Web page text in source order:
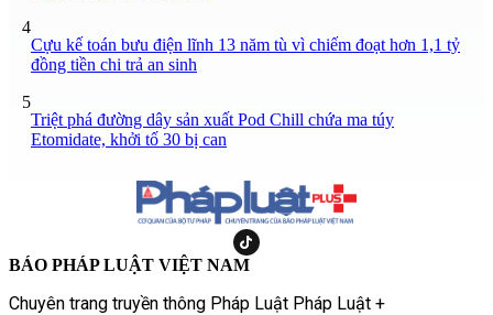
4
Cựu kế toán bưu điện lĩnh 13 năm tù vì chiếm đoạt hơn 1,1 tỷ
đồng tiền chi trả an sinh
5
Triệt phá đường dây sản xuất Pod Chill chứa ma túy
Etomidate, khởi tố 30 bị can
BÁO PHÁP LUẬT VIỆT NAM
Chuyên trang truyền thông Pháp Luật Pháp Luật +